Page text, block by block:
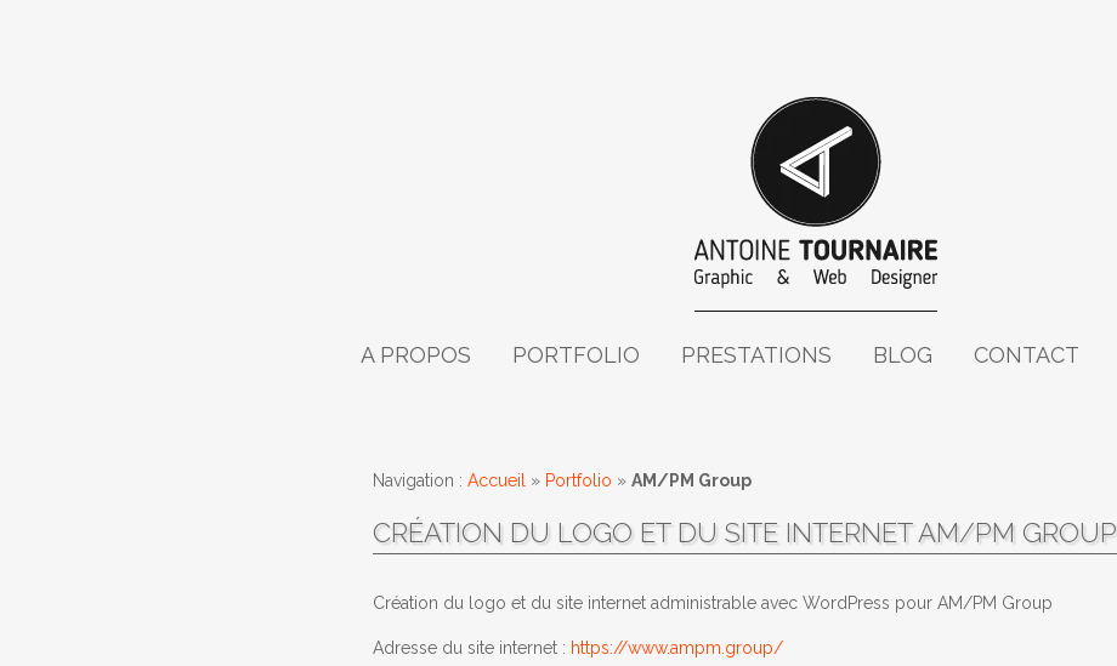
A PROPOS PORTFOLIO PRESTATIONS BLOG CONTACT
Navigation :Accueil » Portfolio »AM/PM Group
CRÉATION DU LOGO ET DU SITE INTERNET AM/PM GROUP
Création du logo et du site internet administrable avec WordPress pour AM/PM Group
Adresse du site internet : https://www.ampm.group/